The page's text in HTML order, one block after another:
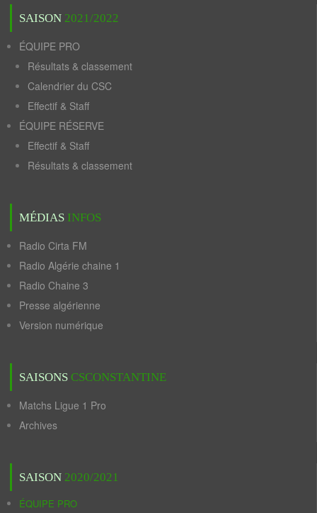
SAISON 2021/2022
ÉQUIPE PRO
Résultats & classement
Calendrier du CSC
Effectif & Staff
ÉQUIPE RÉSERVE
Effectif & Staff
Résultats & classement
MÉDIAS INFOS
Radio Cirta FM
Radio Algérie chaine 1
Radio Chaine 3
Presse algérienne
Version numérique
SAISONS CSCONSTANTINE
Matchs Ligue 1 Pro
Archives
SAISON 2020/2021
ÉQUIPE PRO